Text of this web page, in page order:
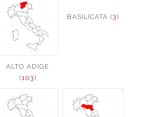
ALTO ADIGE
(103)
BASILICATA (3)